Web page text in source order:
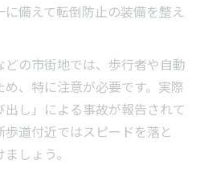
備えて転倒防止の装備を整え
の市街地では、歩行者や自動
、特に注意が必要です。実際
し」による事故が報告されて
道付近ではスピードを落と
しょう。